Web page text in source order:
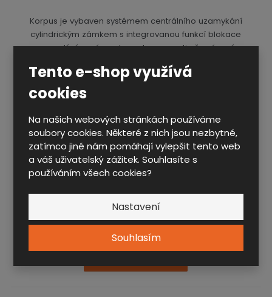
Tento e-shop využívá
cookies
Na našich webových stránkách používáme
soubory cookies. Některé z nich jsou nezbytné,
zatímco jiné nám pomáhají vylepšit tento web
a váš uživatelský zážitek. Souhlasíte s
používáním všech cookies?
Nastavení
Souhlasím
Korpus je vybaven systémem centrálního uzamykání
cylindrickým zámkem s integrovanou funkcí blokace
vysunutí více zásuvek - ochrana proti převrácení.
ukotvení k podlaze. Kotvení doporučujeme v případě
uvažovaného zatěžování na hranici maximální nosnosti.
Montážní lišty na vnitřní straně korpusu umožňují
instalaci zásuvek v rastru 1U = 44,45 mm. Korpus je
vybaven pro případnou montáž držáku 19" rackového
příslušenství, aretačního prvku pojistky PVZ, vyvazovací
lišty pro kabely a hadice a výstupním otvorem s
možností montáže panelu s průchodkami na kabely.
Doporučená spotřebitelská cena od 10 kusů:
6 097,00 Kč
bez DPH